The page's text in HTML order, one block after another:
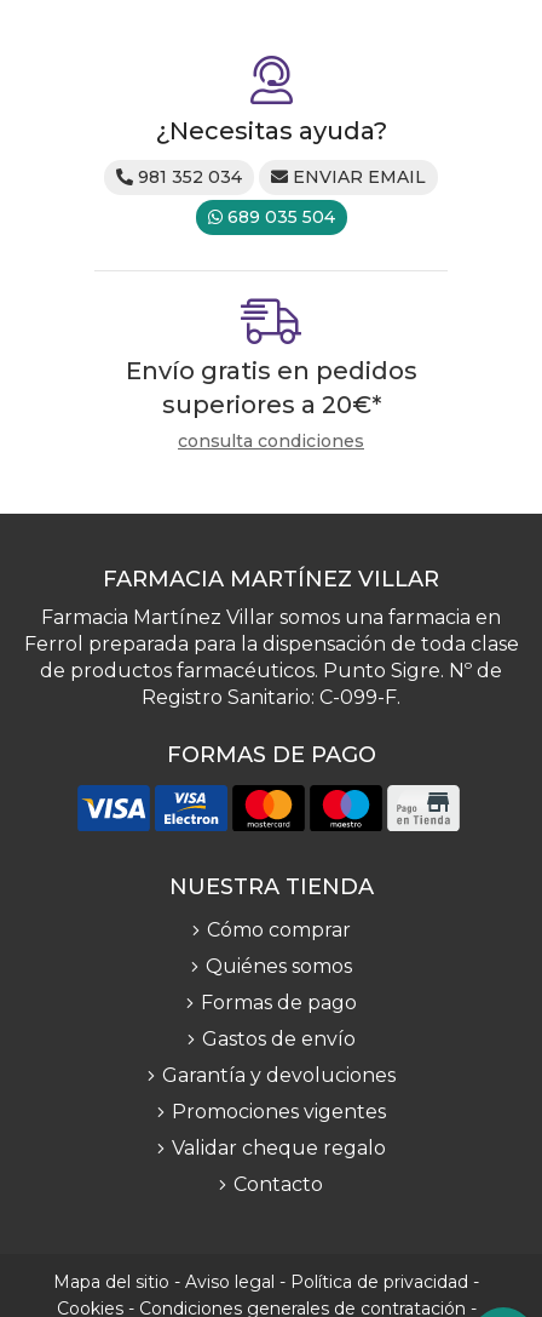
¿Necesitas ayuda?
981 352 034
ENVIAR EMAIL
689 035 504
Envío gratis en pedidos
superiores a 20€*
consulta condiciones
FARMACIA MARTÍNEZ VILLAR
Farmacia Martínez Villar somos una farmacia en
Ferrol preparada para la dispensación de toda clase
de productos farmacéuticos. Punto Sigre. Nº de
Registro Sanitario: C-099-F.
FORMAS DE PAGO
NUESTRA TIENDA
Cómo comprar
Quiénes somos
Formas de pago
Gastos de envío
Garantía y devoluciones
Promociones vigentes
Validar cheque regalo
Contacto
Mapa del sitio - Aviso legal - Política de privacidad -
Cookies- Condiciones generales de contratación -